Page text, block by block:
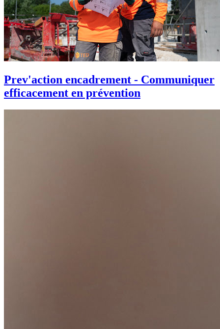
Prev'action encadrement - Communiquer
efficacement en prévention